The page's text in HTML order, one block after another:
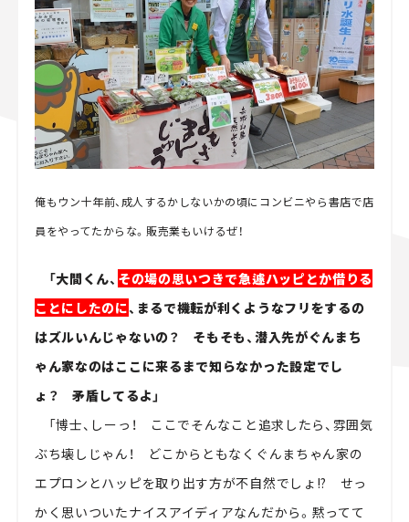
俺もウン十年前、成人するかしないかの頃にコンビニやら書店で店
員をやってたからな。販売業もいけるぜ！
「大間くん、 その場の思いつきで急遽ハッピとか借りる
ことにしたのに、まるで機転が利くようなフリをするの
はズルいんじゃないの？ そもそも、潜入先がぐんまち
ゃん家なのはここに来るまで知らなかった設定でし
ょ？ 矛盾してるよ」
「博士、しーっ！ ここでそんなこと追求したら、雰囲気
ぶち壊しじゃん！ どこからともなくぐんまちゃん家の
エプロンとハッピを取り出す方が不自然でしょ!? せっ
かく思いついたナイスアイディアなんだから。黙ってて